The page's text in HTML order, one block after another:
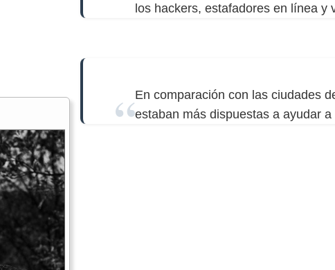
los hackers, estafadores en línea y
En comparación con las ciudades
estaban más dispuestas a ayudar